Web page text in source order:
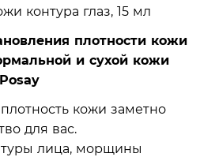
плотности кожи
и сухой кожи
кожи заметно
для вас.
лица, морщины